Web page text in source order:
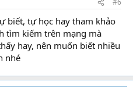
#6
biết, tự học hay tham khảo
tìm kiếm trên mạng mà
hay, nên muốn biết nhiều
nhé